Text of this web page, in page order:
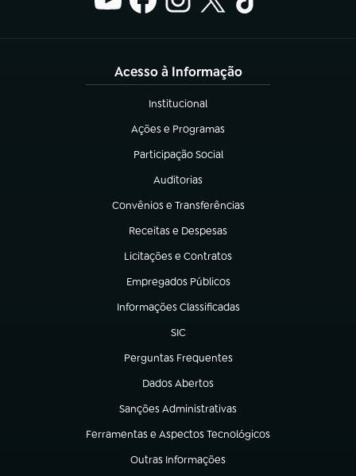
Acesso à Informação
Institucional
(abre em nova aba)
Ações e Programas
(abre em nova aba)
Participação Social
(abre em nova aba)
Auditorias
(abre em nova aba)
Convênios e Transferências
(abre em nova aba)
Receitas e Despesas
(abre em nova aba)
Licitações e Contratos
(abre em nova aba)
Empregados Públicos
(abre em nova aba)
Informações Classificadas
(abre em nova aba)
SIC
(abre em nova aba)
Perguntas Frequentes
(abre em nova aba)
Dados Abertos
(abre em nova aba)
Sanções Administrativas
(abre em nova aba)
Ferramentas e Aspectos Tecnológicos
(abre em nova aba)
Outras Informações
(abre em nova aba)